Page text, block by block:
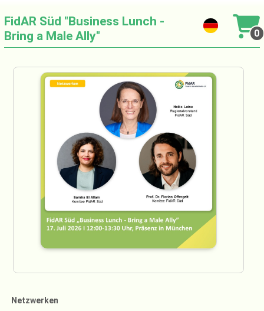
FidAR Süd "Business Lunch -
Bring a Male Ally"
0
Netzwerken